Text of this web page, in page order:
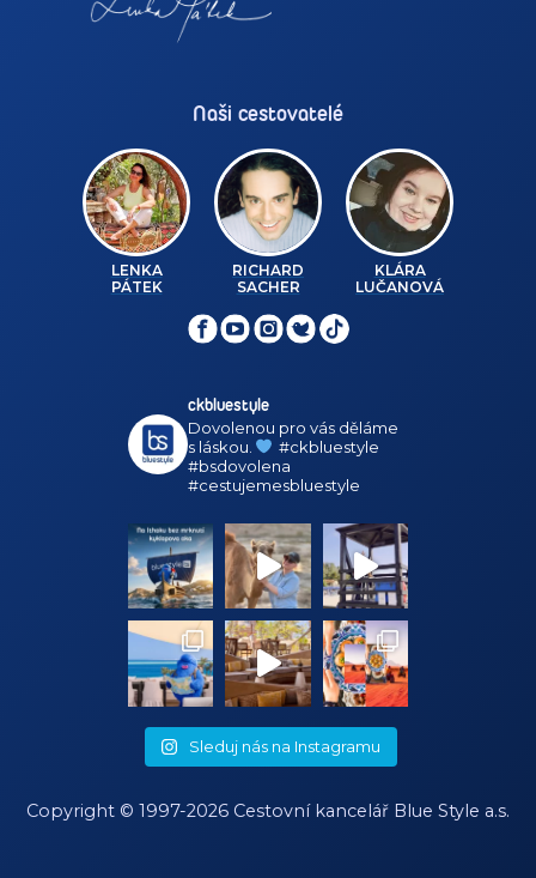
Naši cestovatelé
LENKA
PÁTEK
RICHARD
SACHER
KLÁRA
LUČANOVÁ
ckbluestyle
Dovolenou pro vás děláme
s láskou.
#ckbluestyle
#bsdovolena
#cestujemesbluestyle
Sleduj nás na Instagramu
Copyright © 1997-2026 Cestovní kancelář Blue Style a.s.